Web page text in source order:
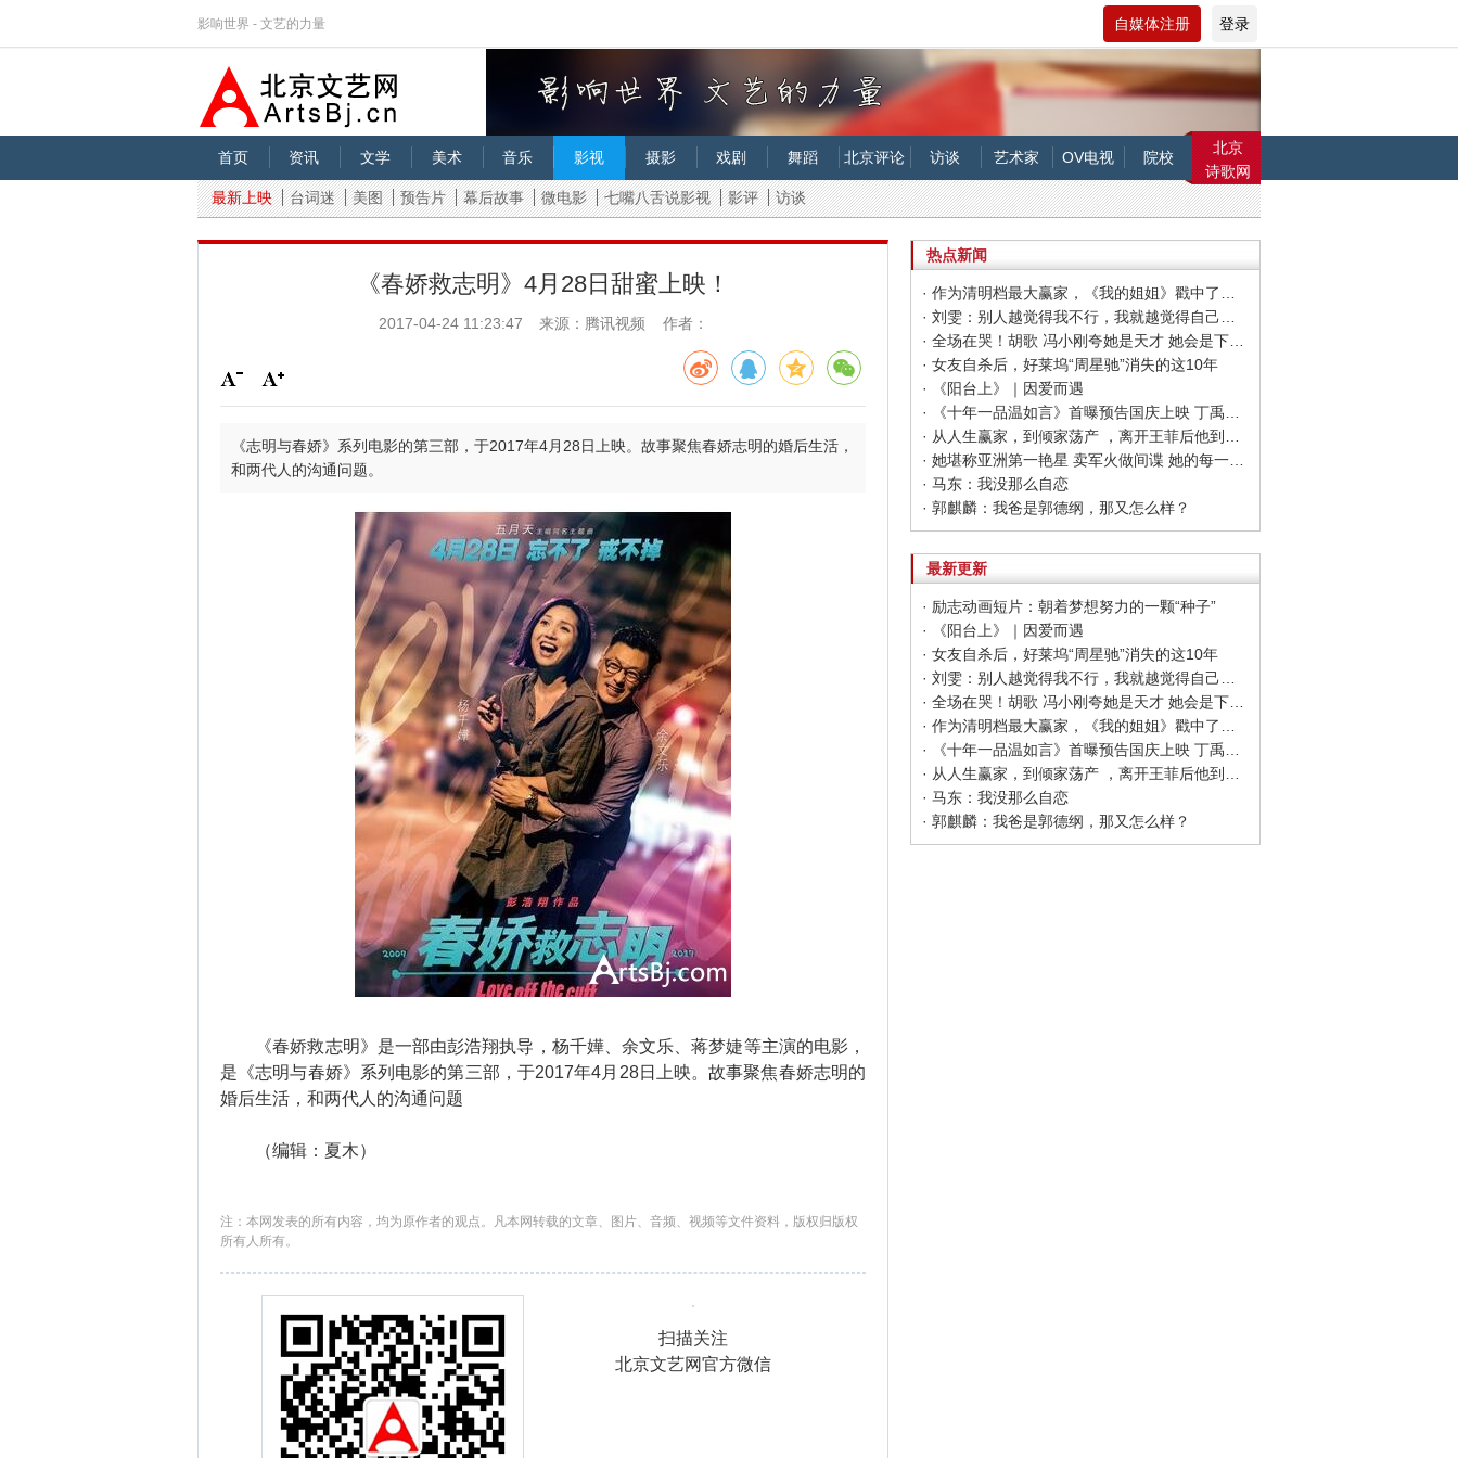
影响世界 - 文艺的力量 自媒体注册 登录
首页 资讯 文学 美术 音乐 影视 摄影 戏剧 舞蹈 北京评论 访谈 艺术家 OV电视 院校
北京
诗歌网
最新上映
台词迷 美图 预告片 幕后故事 微电影 七嘴八舌说影视 影评 访谈
《春娇救志明》4月28日甜蜜上映！
2017-04-24 11:23:47 来源：腾讯视频 作者：
《志明与春娇》系列电影的第三部，于2017年4月28日上映。故事聚焦春娇志明的婚后生活，
和两代人的沟通问题。
《春娇救志明》是一部由彭浩翔执导，杨千嬅、余文乐、蒋梦婕等主演的电影，
是《志明与春娇》系列电影的第三部，于2017年4月28日上映。故事聚焦春娇志明的
婚后生活，和两代人的沟通问题
（编辑：夏木）
注：本网发表的所有内容，均为原作者的观点。凡本网转载的文章、图片、音频、视频等文件资料，版权归版权
所有人所有。
扫描关注
北京文艺网官方微信
热点新闻
· 全场在哭！胡歌 冯小刚夸她是天才 她会是下一个00后影后吗
· 女友自杀后，好莱坞“周星驰”消失的这10年
· 《阳台上》｜因爱而遇
· 她堪称亚洲第一艳星 卖军火做间谍 她的每一件衣服从不白脱
· 马东：我没那么自恋
· 郭麒麟：我爸是郭德纲，那又怎么样？
最新更新
· 励志动画短片：朝着梦想努力的一颗“种子”
· 《阳台上》｜因爱而遇
· 女友自杀后，好莱坞“周星驰”消失的这10年
· 全场在哭！胡歌 冯小刚夸她是天才 她会是下一个00后影后吗
· 马东：我没那么自恋
· 郭麒麟：我爸是郭德纲，那又怎么样？